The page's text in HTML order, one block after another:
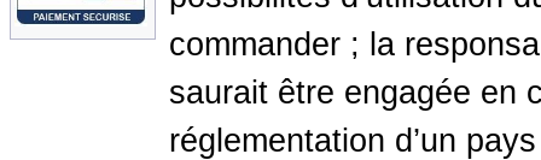
commander ; la
saurait être engagée en
réglementation d’un